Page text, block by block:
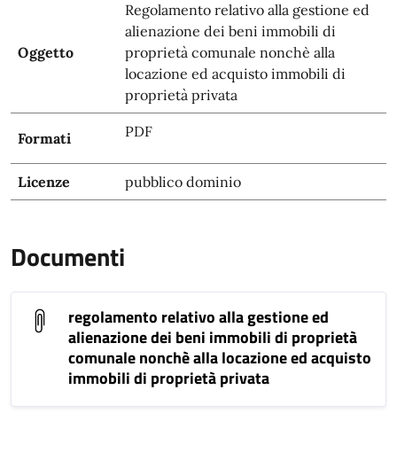
Oggetto
Regolamento relativo alla gestione ed
alienazione dei beni immobili di
proprietà comunale nonchè alla
locazione ed acquisto immobili di
proprietà privata
Formati PDF
Licenze pubblico dominio
Documenti
regolamento relativo alla gestione ed
alienazione dei beni immobili di proprietà
comunale nonchè alla locazione ed acquisto
immobili di proprietà privata